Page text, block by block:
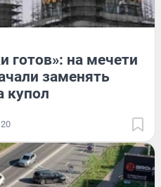
готов»: на мечети
заменять
купол
20